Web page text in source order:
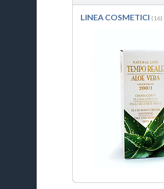
LINEA COSMETICI (16)